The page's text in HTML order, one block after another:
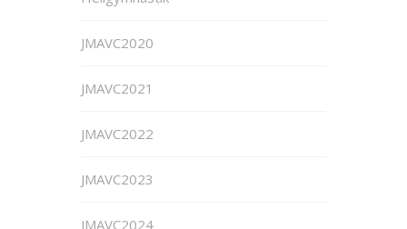
JMAVC2020
JMAVC2021
JMAVC2022
JMAVC2023
JMAVC2024